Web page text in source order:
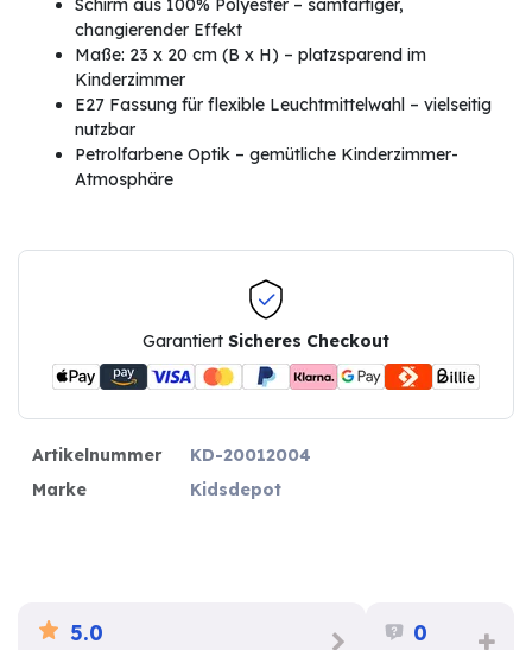
changierender Effekt
Maße: 23 x 20 cm (B x H) – platzsparend im
Kinderzimmer
E27 Fassung für flexible Leuchtmittelwahl – vielseitig
nutzbar
Petrolfarbene Optik – gemütliche Kinderzimmer-
Atmosphäre
Garantiert Sicheres Checkout
Artikelnummer
KD-20012004
Marke
Kidsdepot
5.0 0